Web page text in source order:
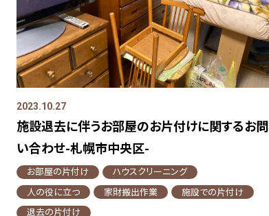
2023.10.27
施設退去に伴うお部屋のお片付けに関するお問
い合わせ-札幌市中央区-
お部屋の片付け
ハウスクリーニング
人の役に立つ
家財搬出作業
施設での片付け
退去の片付け